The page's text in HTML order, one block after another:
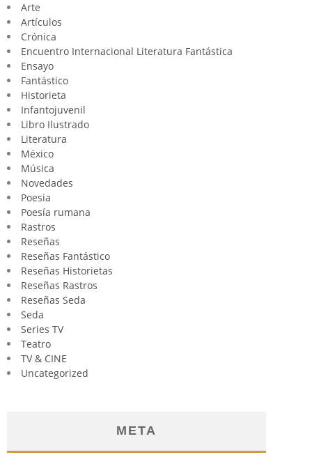
Arte
Artículos
Crónica
Encuentro Internacional Literatura Fantástica
Ensayo
Fantástico
Historieta
Infantojuvenil
Libro Ilustrado
Literatura
México
Música
Novedades
Poesia
Poesía rumana
Rastros
Reseñas
Reseñas Fantástico
Reseñas Historietas
Reseñas Rastros
Reseñas Seda
Seda
Series TV
Teatro
TV & CINE
Uncategorized
META